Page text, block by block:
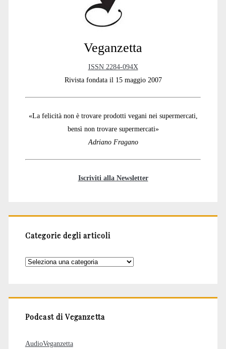
Veganzetta
ISSN 2284-094X
Rivista fondata il 15 maggio 2007
«La felicità non è trovare prodotti vegani nei supermercati,
bensì non trovare supermercati»
Adriano Fragano
Iscriviti alla Newsletter
Categorie degli articoli
Categorie
Podcast di Veganzetta
AudioVeganzetta